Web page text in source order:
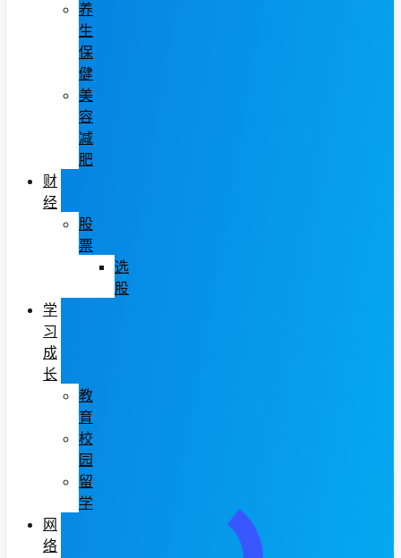
养
生
保
健
美
容
减
肥
财
经
股
票
选
股
学
习
成
长
教
育
校
园
留
学
网
络